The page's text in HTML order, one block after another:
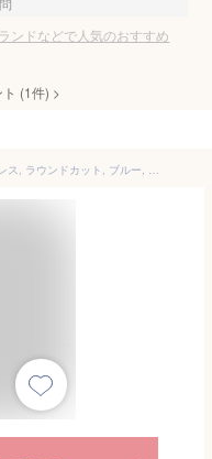
ンドなどで人気のおすすめ
(1件) >
【公式】【スワロフスキー】Una ネックレス, ラウンドカット, ブルー, ロジウム・プレーティング